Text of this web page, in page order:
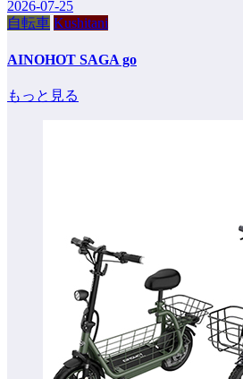
2026-07-25
自転車 Kushitani
AINOHOT SAGA go
もっと見る